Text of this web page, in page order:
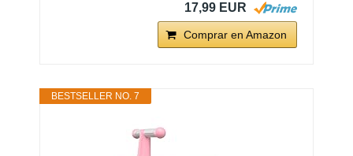
17,99 EUR
Comprar en Amazon
BESTSELLER NO. 7